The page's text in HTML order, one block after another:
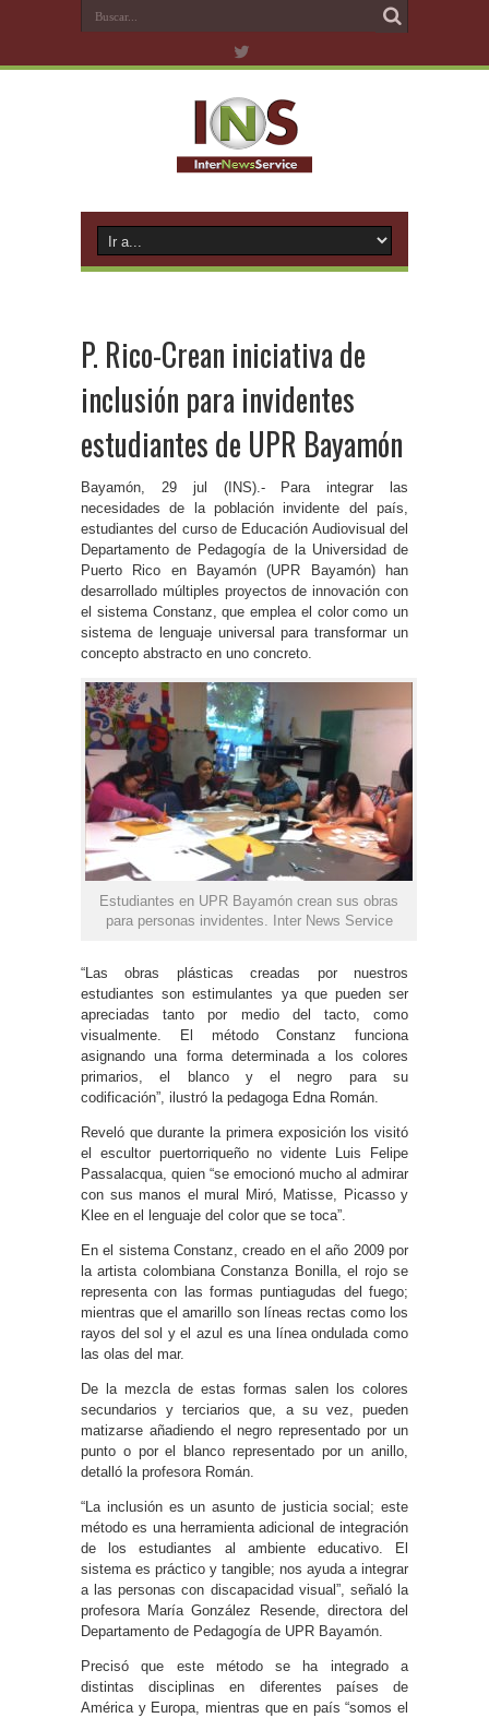
P. Rico-Crean iniciativa de
inclusión para invidentes
estudiantes de UPR Bayamón
Bayamón, 29 jul (INS).- Para integrar las
necesidades de la población invidente del país,
estudiantes del curso de Educación Audiovisual del
Departamento de Pedagogía de la Universidad de
Puerto Rico en Bayamón (UPR Bayamón) han
desarrollado múltiples proyectos de innovación con
el sistema Constanz, que emplea el color como un
sistema de lenguaje universal para transformar un
concepto abstracto en uno concreto.
Estudiantes en UPR Bayamón crean sus obras
para personas invidentes. Inter News Service
“Las obras plásticas creadas por nuestros
estudiantes son estimulantes ya que pueden ser
apreciadas tanto por medio del tacto, como
visualmente. El método Constanz funciona
asignando una forma determinada a los colores
primarios, el blanco y el negro para su
codificación”, ilustró la pedagoga Edna Román.
Reveló que durante la primera exposición los visitó
el escultor puertorriqueño no vidente Luis Felipe
Passalacqua, quien “se emocionó mucho al admirar
con sus manos el mural Miró, Matisse, Picasso y
Klee en el lenguaje del color que se toca”.
En el sistema Constanz, creado en el año 2009 por
la artista colombiana Constanza Bonilla, el rojo se
representa con las formas puntiagudas del fuego;
mientras que el amarillo son líneas rectas como los
rayos del sol y el azul es una línea ondulada como
las olas del mar.
De la mezcla de estas formas salen los colores
secundarios y terciarios que, a su vez, pueden
matizarse añadiendo el negro representado por un
punto o por el blanco representado por un anillo,
detalló la profesora Román.
“La inclusión es un asunto de justicia social; este
método es una herramienta adicional de integración
de los estudiantes al ambiente educativo. El
sistema es práctico y tangible; nos ayuda a integrar
a las personas con discapacidad visual”, señaló la
profesora María González Resende, directora del
Departamento de Pedagogía de UPR Bayamón.
Precisó que este método se ha integrado a
distintas disciplinas en diferentes países de
América y Europa, mientras que en país “somos el